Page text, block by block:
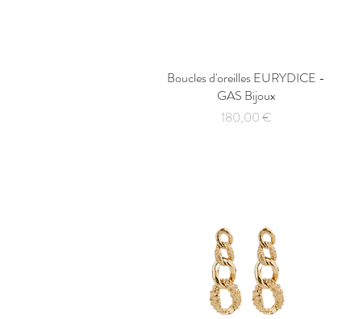
Aperçu rapide
Boucles d'oreilles EURYDICE -
GAS Bijoux
Prix
180,00 €